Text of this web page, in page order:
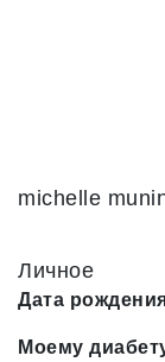
michelle
Личное
Дата
Моему